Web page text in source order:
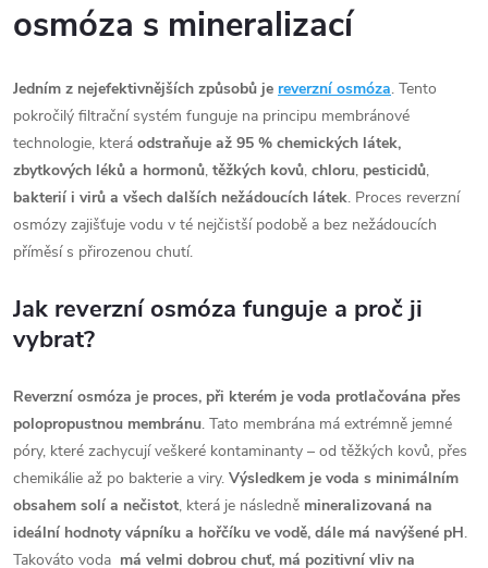
osmóza s mineralizací
Jedním z nejefektivnějších způsobů je reverzní osmóza. Tento
pokročilý filtrační systém funguje na principu membránové
technologie, která odstraňuje až 95 % chemických látek,
zbytkových léků a hormonů, těžkých kovů, chloru, pesticidů,
bakterií i virů a všech dalších nežádoucích látek. Proces reverzní
osmózy zajišťuje vodu v té nejčistší podobě a bez nežádoucích
příměsí s přirozenou chutí.
Jak reverzní osmóza funguje a proč ji
vybrat?
Reverzní osmóza je proces, při kterém je voda protlačována přes
polopropustnou membránu. Tato membrána má extrémně jemné
póry, které zachycují veškeré kontaminanty – od těžkých kovů, přes
chemikálie až po bakterie a viry. Výsledkem je voda s minimálním
obsahem solí a nečistot, která je následně mineralizovaná na
ideální hodnoty vápníku a hořčíku ve vodě, dále má navýšené pH.
Takováto voda má velmi dobrou chuť, má pozitivní vliv na